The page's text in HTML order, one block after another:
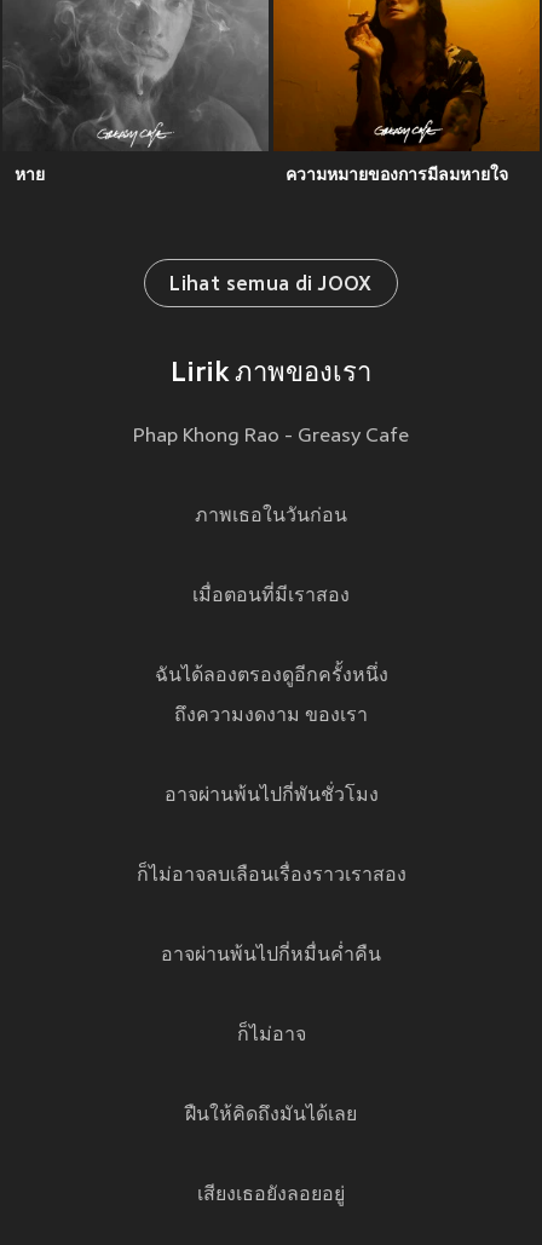
หาย ความหมายของการมีลมหายใจ
Lihat semua di JOOX
Lirik ภาพของเรา
Phap Khong Rao - Greasy Cafe
ภาพเธอในวันก่อน
เมื่อตอนที่มีเราสอง
ฉันได้ลองตรองดูอีกครั้งหนึ่ง
ถึงความงดงาม ของเรา
อาจผ่านพ้นไปกี่พันชั่วโมง
ก็ไม่อาจลบเลือนเรื่องราวเราสอง
อาจผ่านพ้นไปกี่หมื่นค่ำคืน
ก็ไม่อาจ
ฝืนให้คิดถึงมันได้เลย
เสียงเธอยังลอยอยู่